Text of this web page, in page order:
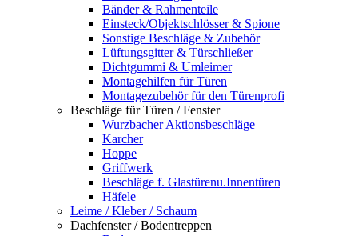
Bänder & Rahmenteile
Einsteck/Objektschlösser & Spione
Sonstige Beschläge & Zubehör
Lüftungsgitter & Türschließer
Dichtgummi & Umleimer
Montagehilfen für Türen
Montagezubehör für den Türenprofi
Beschläge für Türen / Fenster
Wurzbacher Aktionsbeschläge
Karcher
Hoppe
Griffwerk
Beschläge f. Glastürenu.Innentüren
Häfele
Leime / Kleber / Schaum
Dachfenster / Bodentreppen